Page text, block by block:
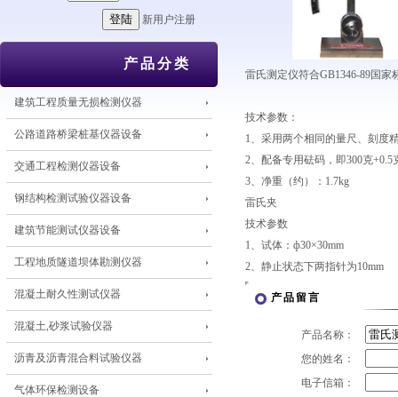
新用户注册
产品分类
建筑工程质量无损检测仪器
公路道路桥梁桩基仪器设备
交通工程检测仪器设备
钢结构检测试验仪器设备
建筑节能测试仪器设备
工程地质隧道坝体勘测仪器
混凝土耐久性测试仪器
混凝土,砂浆试验仪器
沥青及沥青混合料试验仪器
气体环保检测设备
雷氏测定仪符合GB1346-89国
技术参数：
1、采用两个相同的量尺、刻度
2、配备专用砝码，即300克+0.5
3、净重（约）：1.7kg
雷氏夹
技术参数
1、试体：ф30×30mm
2、静止状态下两指针为10mm
产品留言
产品名称：
您的姓名：
电子信箱：